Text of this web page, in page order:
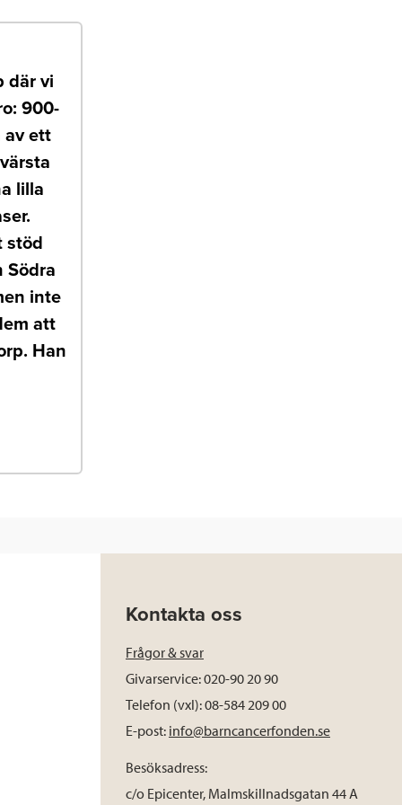
där vi
900-
av ett
lilla
stöd
Södra
inte
att
Han
Kontakta oss
Frågor & svar
Givarservice: 020-90 20 90
Telefon (vxl): 08-584 209 00
E-post: info@barncancerfonden.se
Besöksadress:
c/o Epicenter, Malmskillnadsgatan 44 A